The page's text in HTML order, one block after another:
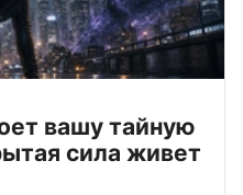
вашу тайную
сила живет